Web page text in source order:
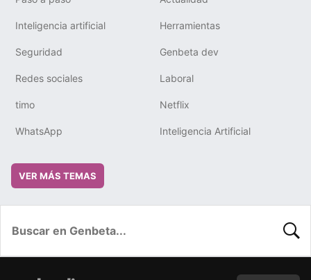
Inteligencia artificial Herramientas
Seguridad Genbeta dev
Redes sociales Laboral
timo Netflix
WhatsApp Inteligencia Artificial
VER MÁS TEMAS